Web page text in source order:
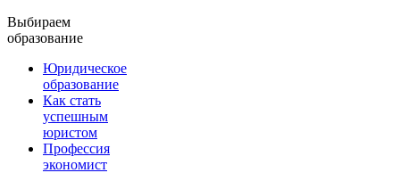
Выбираем
образование
Юридическое
образование
Как стать
успешным
юристом
Профессия
экономист